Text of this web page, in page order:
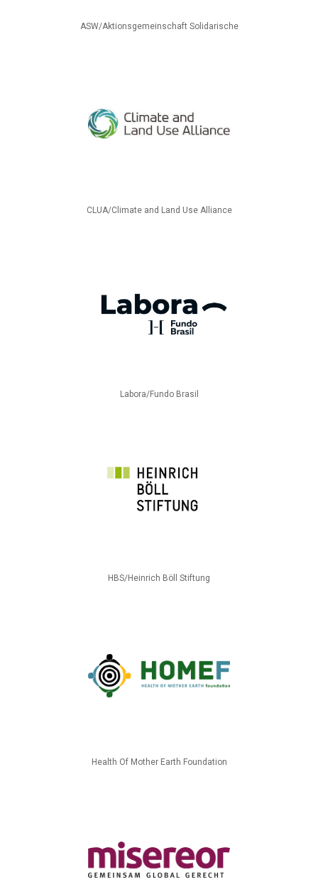
ASW/Aktionsgemeinschaft Solidarische
CLUA/Climate and Land Use Alliance
Labora/Fundo Brasil
HBS/Heinrich Böll Stiftung
Health Of Mother Earth Foundation